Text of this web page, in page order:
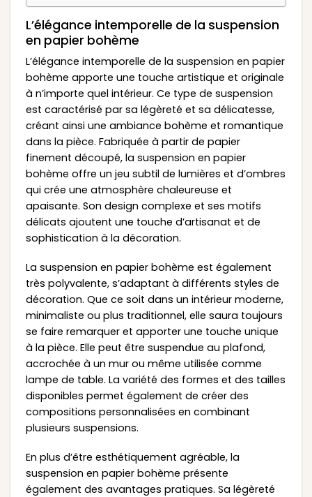
L’élégance intemporelle de la suspension
en papier bohème
L’élégance intemporelle de la suspension en papier
bohème apporte une touche artistique et originale
à n’importe quel intérieur. Ce type de suspension
est caractérisé par sa légèreté et sa délicatesse,
créant ainsi une ambiance bohème et romantique
dans la pièce. Fabriquée à partir de papier
finement découpé, la suspension en papier
bohème offre un jeu subtil de lumières et d’ombres
qui crée une atmosphère chaleureuse et
apaisante. Son design complexe et ses motifs
délicats ajoutent une touche d’artisanat et de
sophistication à la décoration.
La suspension en papier bohème est également
très polyvalente, s’adaptant à différents styles de
décoration. Que ce soit dans un intérieur moderne,
minimaliste ou plus traditionnel, elle saura toujours
se faire remarquer et apporter une touche unique
à la pièce. Elle peut être suspendue au plafond,
accrochée à un mur ou même utilisée comme
lampe de table. La variété des formes et des tailles
disponibles permet également de créer des
compositions personnalisées en combinant
plusieurs suspensions.
En plus d’être esthétiquement agréable, la
suspension en papier bohème présente
également des avantages pratiques. Sa légèreté